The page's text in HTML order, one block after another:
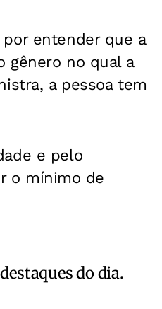
entender que a
gênero no qual a
a pessoa tem
e pelo
o mínimo de
do dia.